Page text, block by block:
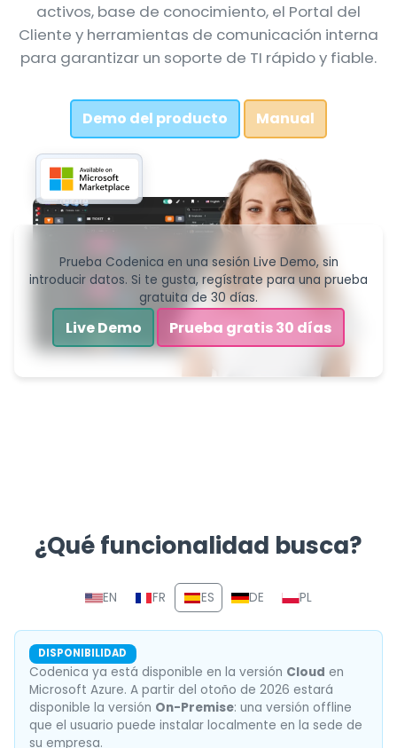
activos, base de conocimiento, el Portal del
Cliente y herramientas de comunicación interna
para garantizar un soporte de TI rápido y fiable.
Demo del producto Manual
Prueba Codenica en una sesión Live Demo, sin
introducir datos. Si te gusta, regístrate para una prueba
gratuita de 30 días.
Live Demo Prueba gratis 30 días
¿Qué funcionalidad busca?
Sección de navegación con
EN FR ES DE PL
DISPONIBILIDAD
Codenica ya está disponible en la versión Cloud en
Microsoft Azure. A partir del otoño de 2026 estará
disponible la versión On-Premise: una versión offline
que el usuario puede instalar localmente en la sede de
su empresa.